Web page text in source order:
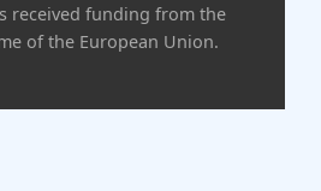
received funding from the
of the European Union.